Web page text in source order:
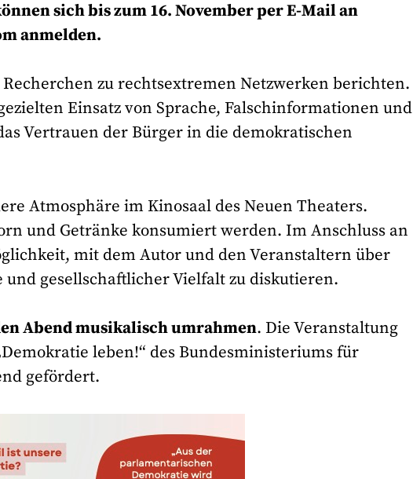
sich bis zum 16. November per E-Mail an
anmelden.
zu rechtsextremen Netzwerken berichten.
Einsatz von Sprache, Falschinformationen und
Vertrauen der Bürger in die demokratischen
Atmosphäre im Kinosaal des Neuen Theaters.
und Getränke konsumiert werden. Im Anschluss an
mit dem Autor und den Veranstaltern über
und gesellschaftlicher Vielfalt zu diskutieren.
Abend musikalisch umrahmen. Die Veranstaltung
leben!“ des Bundesministeriums für
gefördert.